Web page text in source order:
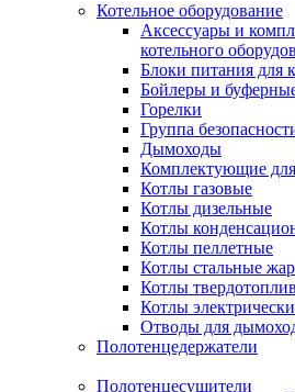
Котельное оборудование
Аксессуары и
котельного
Блоки питания для
Бойлеры и
Горелки
Группа
Дымоходы
Комплектующие
Котлы газовые
Котлы дизельные
Котлы
Котлы пеллетные
Котлы стальные
Котлы
Котлы
Отводы для
Полотенцедержатели
Полотенцесушители